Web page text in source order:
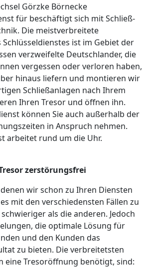
Görzke Börnecke
für beschäftigt sich mit Schließ-
Die meistverbreitete
ist im Gebiet der
verzweifelte Deutschlander, die
vergessen oder verloren haben,
hinaus liefern und montieren wir
Schließanlagen nach Ihrem
Ihren Tresor und öffnen ihn.
können Sie auch außerhalb der
in Anspruch nehmen.
arbeitet rund um die Uhr.
zerstörungsfrei
wir schon zu Ihren Diensten
mit den verschiedensten Fällen zu
als die anderen. Jedoch
die optimale Lösung für
und den Kunden das
zu bieten. Die verbreitetsten
eine Tresoröffnung benötigt, sind: